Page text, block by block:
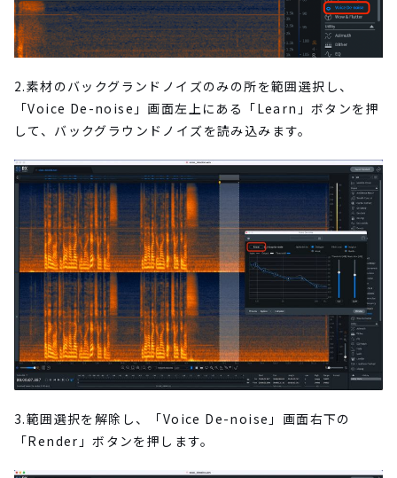
2.素材のバックグランドノイズのみの所を範囲選択し、
「Voice De-noise」画面左上にある「Learn」ボタンを押
して、バックグラウンドノイズを読み込みます。
3.範囲選択を解除し、「Voice De-noise」画面右下の
「Render」ボタンを押します。